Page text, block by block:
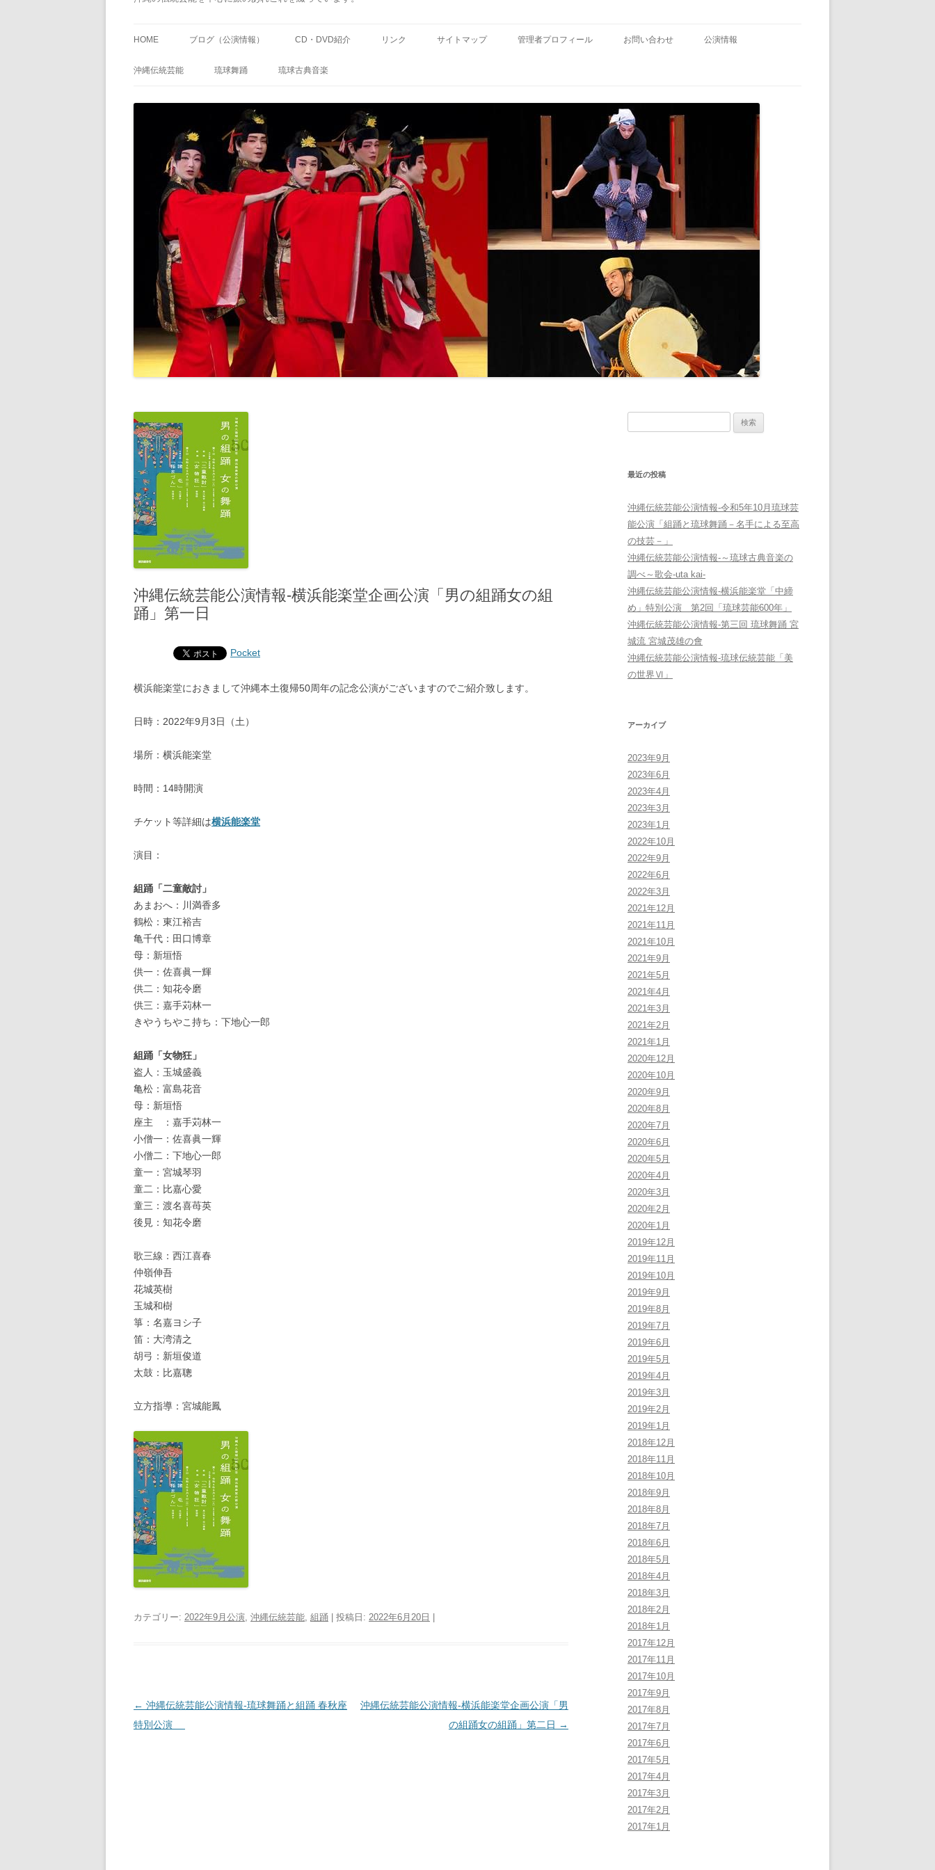
ン
ッ
HOME ブログ（公演情報） CD・DVD紹介 リンク サイトマップ 管理者プロフィール お問い合わせ 公演情報
沖縄伝統芸能 琉球舞踊 琉球古典音楽
沖縄伝統芸能公演情報-横浜能楽堂企画公演「男の組踊女の組
踊」第一日
Pocket
横浜能楽堂におきまして沖縄本土復帰50周年の記念公演がございますのでご紹介致します。
日時：2022年9月3日（土）
場所：横浜能楽堂
時間：14時開演
チケット等詳細は横浜能楽堂
演目：
組踊「二童敵討」
あまおへ：川満香多
鶴松：東江裕吉
亀千代：田口博章
母：新垣悟
供一：佐喜眞一輝
供二：知花令磨
供三：嘉手苅林一
きやうちやこ持ち：下地心一郎
組踊「女物狂」
盗人：玉城盛義
亀松：富島花音
母：新垣悟
座主 ：嘉手苅林一
小僧一：佐喜眞一輝
小僧二：下地心一郎
童一：宮城琴羽
童二：比嘉心愛
童三：渡名喜苺英
後見：知花令磨
歌三線：西江喜春
仲嶺伸吾
花城英樹
玉城和樹
箏：名嘉ヨシ子
笛：大湾清之
胡弓：新垣俊道
太鼓：比嘉聰
立方指導：宮城能鳳
カテゴリー: 2022年9月公演, 沖縄伝統芸能, 組踊 | 投稿日: 2022年6月20日
投
稿
← 沖縄伝統芸能公演情報-琉球舞踊と組踊 春秋座
特別公演
沖縄伝統芸能公演情報-横浜能楽堂企画公演「男
の組踊女の組踊」第二日 →
最近の投稿
沖縄伝統芸能公演情報-令和5年10月琉球芸
能公演「組踊と琉球舞踊－名手による至高
の技芸－」
沖縄伝統芸能公演情報-～琉球古典音楽の
調べ～歌会-uta kai-
沖縄伝統芸能公演情報-横浜能楽堂「中締
め」特別公演 第2回「琉球芸能600年」
沖縄伝統芸能公演情報-第三回 琉球舞踊 宮
城流 宮城茂雄の會
沖縄伝統芸能公演情報-琉球伝統芸能「美
の世界Ⅵ」
アーカイブ
2023年9月
2023年6月
2023年4月
2023年3月
2023年1月
2022年10月
2022年9月
2022年6月
2022年3月
2021年12月
2021年11月
2021年10月
2021年9月
2021年5月
2021年4月
2021年3月
2021年2月
2021年1月
2020年12月
2020年10月
2020年9月
2020年8月
2020年7月
2020年6月
2020年5月
2020年4月
2020年3月
2020年2月
2020年1月
2019年12月
2019年11月
2019年10月
2019年9月
2019年8月
2019年7月
2019年6月
2019年5月
2019年4月
2019年3月
2019年2月
2019年1月
2018年12月
2018年11月
2018年10月
2018年9月
2018年8月
2018年7月
2018年6月
2018年5月
2018年4月
2018年3月
2018年2月
2018年1月
2017年12月
2017年11月
2017年10月
2017年9月
2017年8月
2017年7月
2017年6月
2017年5月
2017年4月
2017年3月
2017年2月
2017年1月